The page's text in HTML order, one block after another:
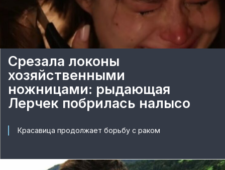
Срезала локоны
хозяйственными
ножницами: рыдающая
Лерчек побрилась налысо
Красавица продолжает борьбу с раком